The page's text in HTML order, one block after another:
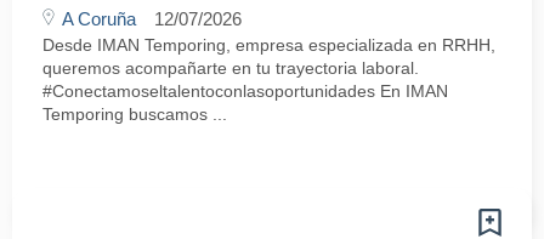
A Coruña 12/07/2026
Desde IMAN Temporing, empresa especializada en RRHH,
queremos acompañarte en tu trayectoria laboral.
#Conectamoseltalentoconlasoportunidades En IMAN
Temporing buscamos ...